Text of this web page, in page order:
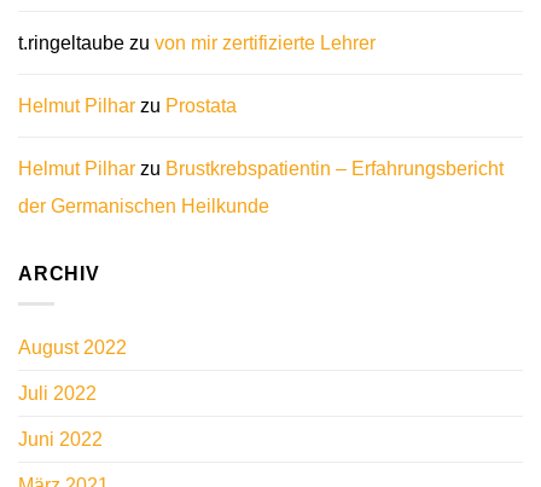
t.ringeltaube zu von mir zertifizierte Lehrer
Helmut Pilhar zu Prostata
Helmut Pilhar zu Brustkrebspatientin – Erfahrungsbericht
der Germanischen Heilkunde
ARCHIV
August 2022
Juli 2022
Juni 2022